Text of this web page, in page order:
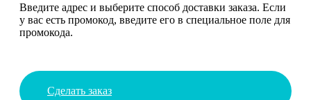
Введите адрес и выберите способ доставки заказа. Если
у вас есть промокод, введите его в специальное поле для
промокода.
Сделать заказ